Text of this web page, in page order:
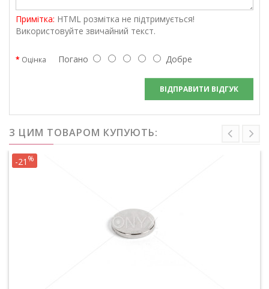
Примітка: HTML розмітка не підтримується!
Використовуйте звичайний текст.
Оцінка Погано Добре
ВІДПРАВИТИ ВІДГУК
З ЦИМ ТОВАРОМ КУПУЮТЬ:
-21 %